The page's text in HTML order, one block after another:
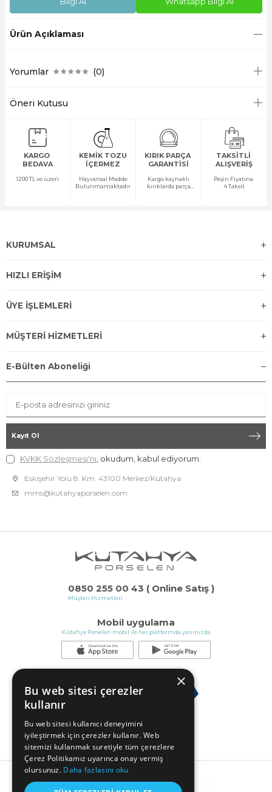
Ürün Açıklaması
Yorumlar (0)
Öneri Kutusu
KARGO
BEDAVA
1200 TL ve üzeri
KEMİK TOZU
İÇERMEZ
Hayvansal Madde
Bulunmamaktadır
KIRIK PARÇA
GARANTİSİ
Kargo kaynaklı
kırıklarda parça
TAKSİTLİ
ALIŞVERİŞ
Peşin Fiyatına
4 Taksit
0850 255 00 43 ( Online Satış )
Müşteri Hizmetleri
Mobil uygulama
Kütahya Porselen mobil ile her platformda yanınızda
KURUMSAL
HIZLI ERİŞİM
ÜYE İŞLEMLERİ
MÜŞTERİ HİZMETLERİ
E-Bülten Aboneliği
Kayıt Ol
KVKK Sözleşmesi'ni , okudum, kabul ediyorum.
Eskişehir Yolu 8. Km. 43100 Merkez/Kütahya
mms@kutahyaporselen.com
×
Bu web sitesi çerezler
kullanır
Bu web sitesi kullanıcı deneyimini
iyileştirmek için çerezler kullanır. Web
sitemizi kullanmak suretiyle tüm çerezlere
Çerez Politikamız uyarınca onay vermiş
olursunuz. Daha fazlasını oku